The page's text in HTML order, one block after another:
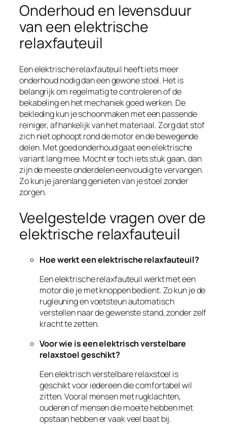
Onderhoud en levensduur
van een elektrische
relaxfauteuil
Een elektrische relaxfauteuil heeft iets meer
onderhoud nodig dan een gewone stoel. Het is
belangrijk om regelmatig te controleren of de
bekabeling en het mechaniek goed werken. De
bekleding kun je schoonmaken met een passende
reiniger, afhankelijk van het materiaal. Zorg dat stof
zich niet ophoopt rond de motor en de bewegende
delen. Met goed onderhoud gaat een elektrische
variant lang mee. Mocht er toch iets stuk gaan, dan
zijn de meeste onderdelen eenvoudig te vervangen.
Zo kun je jarenlang genieten van je stoel zonder
zorgen.
Veelgestelde vragen over de
elektrische relaxfauteuil
Hoe werkt een elektrische relaxfauteuil?
Een elektrische relaxfauteuil werkt met een
motor die je met knoppen bedient. Zo kun je de
rugleuning en voetsteun automatisch
verstellen naar de gewenste stand, zonder zelf
kracht te zetten.
Voor wie is een elektrisch verstelbare
relaxstoel geschikt?
Een elektrisch verstelbare relaxstoel is
geschikt voor iedereen die comfortabel wil
zitten. Vooral mensen met rugklachten,
ouderen of mensen die moeite hebben met
opstaan hebben er vaak veel baat bij.